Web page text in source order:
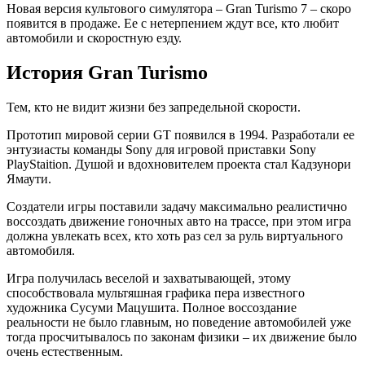
Новая версия культового симулятора – Gran Turismo 7 – скоро
появится в продаже. Ее с нетерпением ждут все, кто любит
автомобили и скоростную езду.
История Gran Turismo
Тем, кто не видит жизни без запредельной скорости.
Прототип мировой серии GT появился в 1994. Разработали ее
энтузиасты команды Sony для игровой приставки Sony
PlayStaition. Душой и вдохновителем проекта стал Кадзунори
Ямаути.
Создатели игры поставили задачу максимально реалистично
воссоздать движение гоночных авто на трассе, при этом игра
должна увлекать всех, кто хоть раз сел за руль виртуального
автомобиля.
Игра получилась веселой и захватывающей, этому
способствовала мультяшная графика пера известного
художника Сусуми Мацушита. Полное воссоздание
реальности не было главным, но поведение автомобилей уже
тогда просчитывалось по законам физики – их движение было
очень естественным.